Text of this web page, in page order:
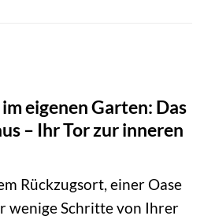
eigenen Garten: Das
– Ihr Tor zur inneren
Rückzugsort, einer Oase
wenige Schritte von Ihrer